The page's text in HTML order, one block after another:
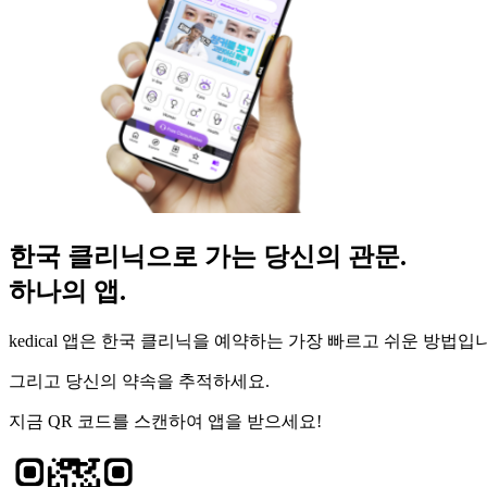
한국 클리닉으로 가는 당신의 관문.
하나의 앱.
kedical 앱은 한국 클리닉을 예약하는 가장 빠르고 쉬운 방법입
그리고 당신의 약속을 추적하세요.
지금 QR 코드를 스캔하여 앱을 받으세요!